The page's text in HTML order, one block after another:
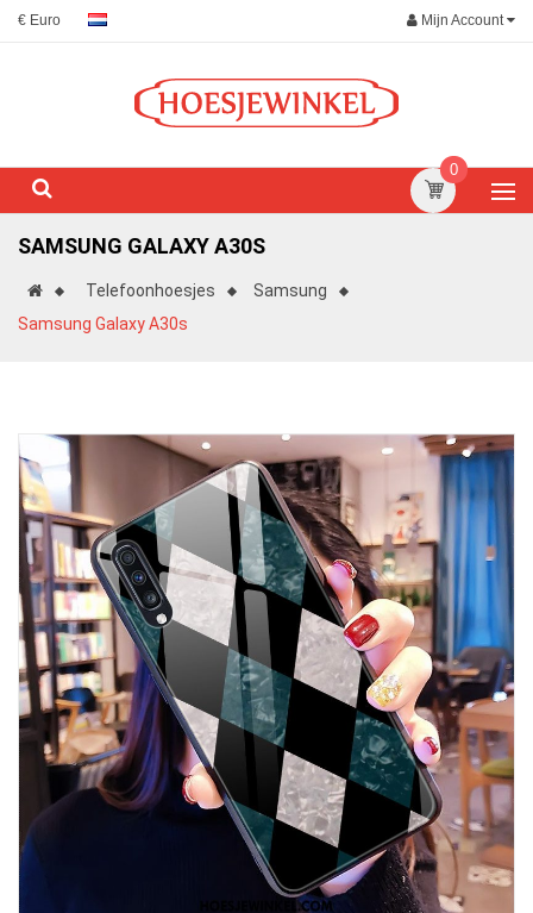
€ Euro Mijn Account
0
SAMSUNG GALAXY A30S
Telefoonhoesjes
Samsung
Samsung Galaxy A30s